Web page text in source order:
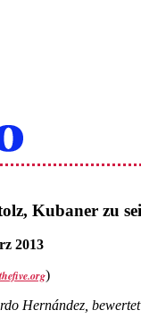
Kubaner zu
2013
)
Hernández,